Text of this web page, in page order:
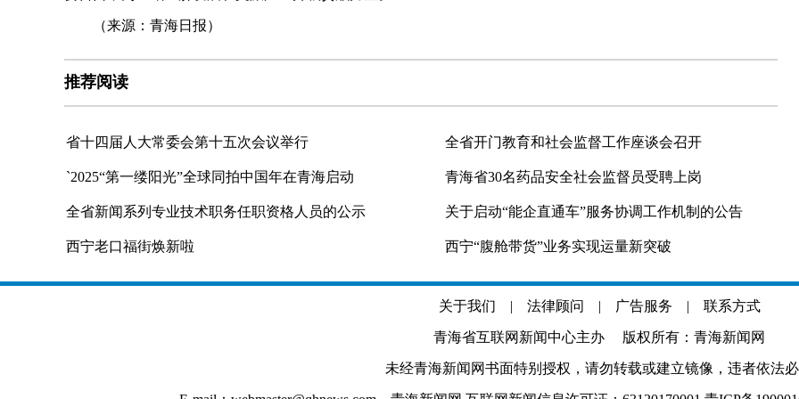
（来源：青海日报）
推荐阅读
省十四届人大常委会第十五次会议举行 全省开门教育和社会监督工作座谈会召开
`2025“第一缕阳光”全球同拍中国年在青海启动 青海省30名药品安全社会监督员受聘上岗
全省新闻系列专业技术职务任职资格人员的公示 关于启动“能企直通车”服务协调工作机制的公告
西宁老口福街焕新啦 西宁“腹舱带货”业务实现运量新突破
关于我们 | 法律顾问 | 广告服务 | 联系方式
青海省互联网新闻中心主办 版权所有：青海新闻网
未经青海新闻网书面特别授权，请勿转载或建立镜像，违者依法